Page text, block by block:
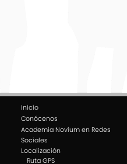
Inicio
Conócenos
Academia Novium en Redes
Sociales
Localización
Ruta GPS